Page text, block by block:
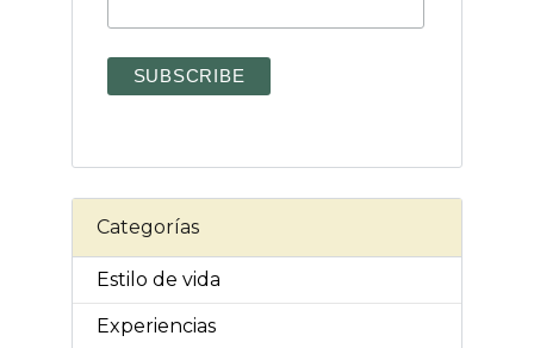
Categorías
Estilo de vida
Experiencias